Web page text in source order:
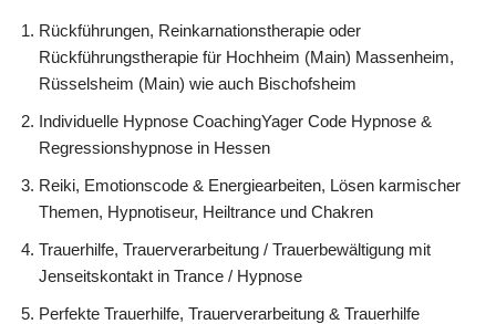
Rückführungen, Reinkarnationstherapie oder
Rückführungstherapie für Hochheim (Main) Massenheim,
Rüsselsheim (Main) wie auch Bischofsheim
Individuelle Hypnose CoachingYager Code Hypnose &
Regressionshypnose in Hessen
Reiki, Emotionscode & Energiearbeiten, Lösen karmischer
Themen, Hypnotiseur, Heiltrance und Chakren
Trauerhilfe, Trauerverarbeitung / Trauerbewältigung mit
Jenseitskontakt in Trance / Hypnose
Perfekte Trauerhilfe, Trauerverarbeitung & Trauerhilfe